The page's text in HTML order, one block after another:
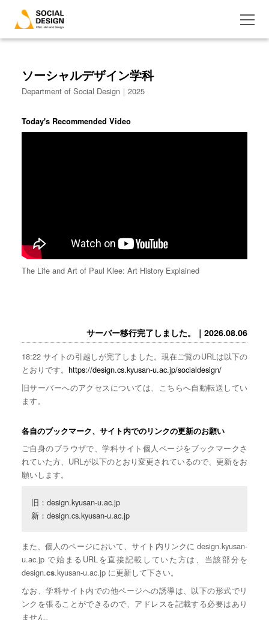
ソーシャルデザイン学科
Department of Social Design｜2025
Today's Recommended Video
The Life and Art of Paul Klee: Art History Explained
サーバー移行完了しました。｜2026.08.06
18:22 サイトの引越しが完了しました。現在ご覧のURLは以下の
とおりです。 https://design.cs.kyusan-u.ac.jp/socialdesign/
旧サーバーへのアクセスについては、こちらへ自動転送してい
ます。
各自のブックマーク、サイト内でのリンクの更新のお願い
ご自身のブラウザで、学科サイト個人ページをブックマークさ
れていた方、URLが以下のとおり変更されているので、更新をお
願いします。
旧：design.kyusan-u.ac.jp
新：design.cs.kyusan-u.ac.jp
また、個人のページにおいて、サイト内リンクに design.kyusan-
u.ac.jp で始まるURLを直接記載していた方は、当該部分を
design.cs.kyusan-u.ac.jp に更新して下さい。
なお、学科サイト内での他ページへの誘導は、以下の形式でリ
ンクを張ることができるので、アドレスを記載する必要はあり
ません。